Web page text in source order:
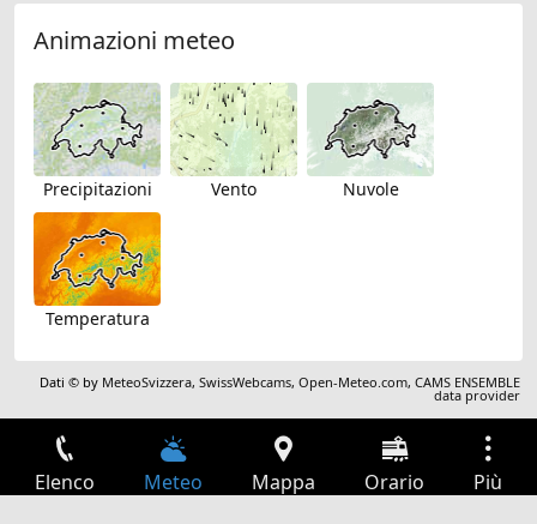
Animazioni meteo
Precipitazioni Vento Nuvole
Temperatura
Dati © by MeteoSvizzera,SwissWebcams,Open-Meteo.com,CAMS ENSEMBLE
data provider
Elenco Meteo Mappa Orario Più